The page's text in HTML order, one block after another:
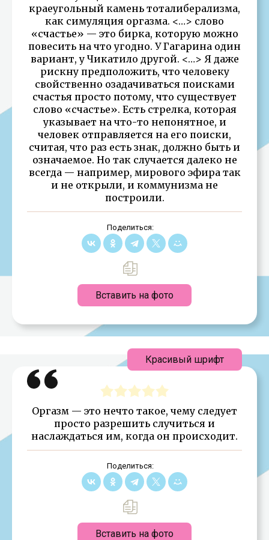
краеугольный камень тоталиберализма,
как симуляция оргазма. <…> слово
«счастье» — это бирка, которую можно
повесить на что угодно. У Гагарина один
вариант, у Чикатило другой. <…> Я даже
рискну предположить, что человеку
свойственно озадачиваться поисками
счастья просто потому, что существует
слово «счастье». Есть стрелка, которая
указывает на что-то непонятное, и
человек отправляется на его поиски,
считая, что раз есть знак, должно быть и
означаемое. Но так случается далеко не
всегда — например, мирового эфира так
и не открыли, и коммунизма не
построили.
Поделиться:
Вставить на фото
Оргазм — это нечто такое, чему следует
просто разрешить случиться и
наслаждаться им, когда он происходит.
Поделиться:
Вставить на фото
Красивый шрифт